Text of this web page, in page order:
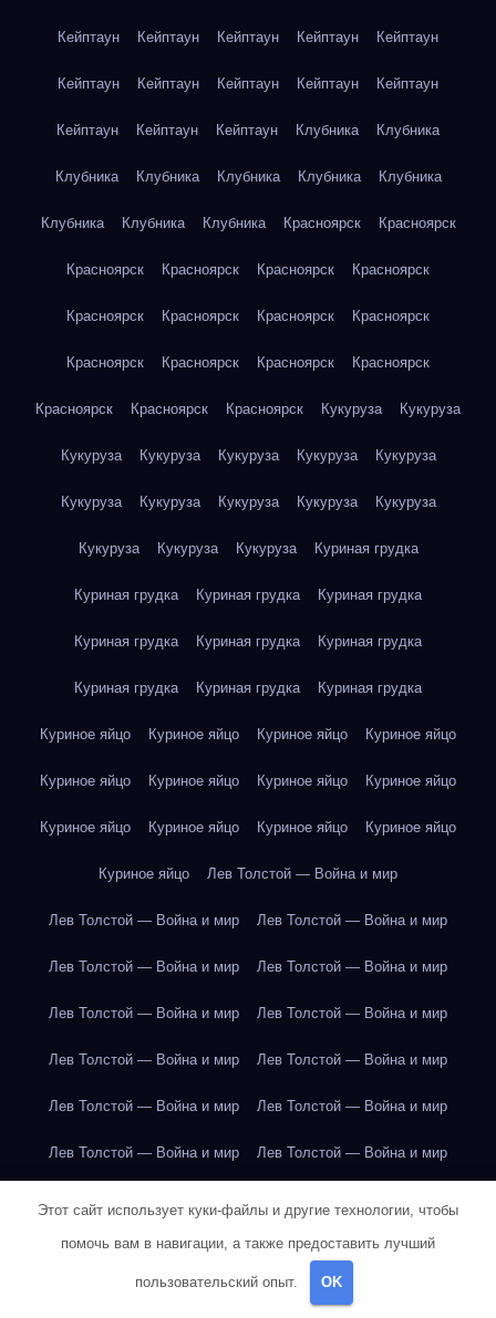
Кейптаун Кейптаун Кейптаун Кейптаун Кейптаун
Кейптаун Кейптаун Кейптаун Кейптаун Кейптаун
Кейптаун Кейптаун Кейптаун Клубника Клубника
Клубника Клубника Клубника Клубника Клубника
Клубника Клубника Клубника Красноярск Красноярск
Красноярск Красноярск Красноярск Красноярск
Красноярск Красноярск Красноярск Красноярск
Красноярск Красноярск Красноярск Красноярск
Красноярск Красноярск Красноярск Кукуруза Кукуруза
Кукуруза Кукуруза Кукуруза Кукуруза Кукуруза
Кукуруза Кукуруза Кукуруза Кукуруза Кукуруза
Кукуруза Кукуруза Кукуруза Куриная грудка
Куриная грудка Куриная грудка Куриная грудка
Куриная грудка Куриная грудка Куриная грудка
Куриная грудка Куриная грудка Куриная грудка
Куриное яйцо Куриное яйцо Куриное яйцо Куриное яйцо
Куриное яйцо Куриное яйцо Куриное яйцо Куриное яйцо
Куриное яйцо Куриное яйцо Куриное яйцо Куриное яйцо
Куриное яйцо Лев Толстой — Война и мир
Лев Толстой — Война и мир Лев Толстой — Война и мир
Лев Толстой — Война и мир Лев Толстой — Война и мир
Лев Толстой — Война и мир Лев Толстой — Война и мир
Лев Толстой — Война и мир Лев Толстой — Война и мир
Лев Толстой — Война и мир Лев Толстой — Война и мир
Лев Толстой — Война и мир Лев Толстой — Война и мир
Лондон Лондон Лондон Лондон Лондон Лондон
Лондон Лондон Лондон Лондон
Этот сайт использует куки-файлы и другие технологии, чтобы
помочь вам в навигации, а также предоставить лучший
пользовательский опыт. OK